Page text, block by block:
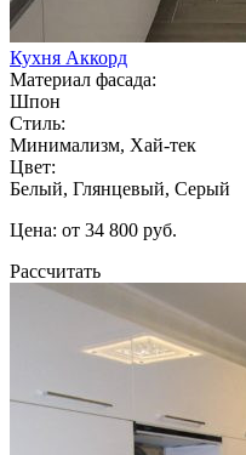
Кухня Аккорд
Материал фасада:
Шпон
Стиль:
Минимализм, Хай-тек
Цвет:
Белый, Глянцевый, Серый
Цена: от 34 800 руб.
Рассчитать